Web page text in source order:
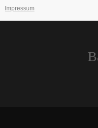
Impressum